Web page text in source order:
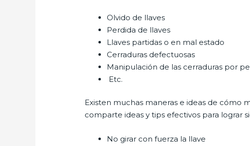
Olvido de llaves
Perdida de llaves
Llaves partidas o en mal estado
Cerraduras defectuosas
Manipulación de las cerraduras por
Etc.
Existen muchas maneras e ideas de cómo
comparte ideas y tips efectivos para
No girar con fuerza la llave